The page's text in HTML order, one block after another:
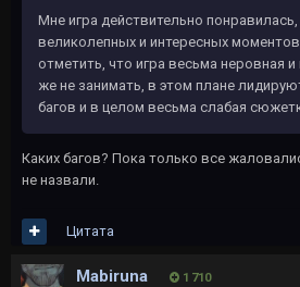
Мне игра действительно
великолепных и интересных
отметить, что игра весьма неровная
же не занимать, в этом плане
багов и в целом весьма слабая
Каких багов? Пока только все
не назвали.
Цитата
Mabiruna 1 710